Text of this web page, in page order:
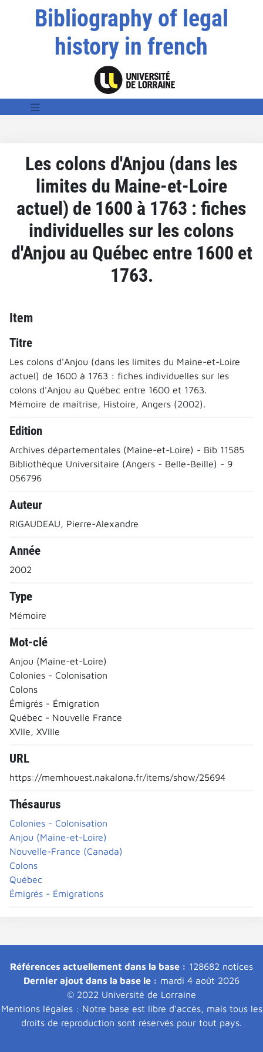
Bibliography of legal
history in french
Les colons d'Anjou (dans les
limites du Maine-et-Loire
actuel) de 1600 à 1763 : fiches
individuelles sur les colons
d'Anjou au Québec entre 1600 et
1763.
Item
Titre
Les colons d'Anjou (dans les limites du Maine-et-Loire
actuel) de 1600 à 1763 : fiches individuelles sur les
colons d'Anjou au Québec entre 1600 et 1763.
Mémoire de maîtrise, Histoire, Angers (2002).
Edition
Archives départementales (Maine-et-Loire) - Bib 11585
Bibliothèque Universitaire (Angers - Belle-Beille) - 9
056796
Auteur
RIGAUDEAU, Pierre-Alexandre
Année
2002
Type
Mémoire
Mot-clé
Anjou (Maine-et-Loire)
Colonies - Colonisation
Colons
Émigrés - Émigration
Québec - Nouvelle France
XVIIe, XVIIIe
URL
https://memhouest.nakalona.fr/items/show/25694
Thésaurus
Colonies - Colonisation
Anjou (Maine-et-Loire)
Nouvelle-France (Canada)
Colons
Québec
Émigrés - Émigrations
Références actuellement dans la base : 128682 notices
Dernier ajout dans la base le : mardi 4 août 2026
© 2022 Université de Lorraine
Mentions légales : Notre base est libre d'accès, mais tous les
droits de reproduction sont réservés pour tout pays.